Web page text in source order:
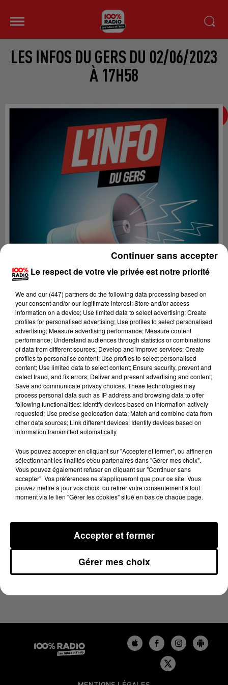
LES INFOS DU GERS DU 02/06/2023
À 17H58
Lecture (4 min 2 sec)
100%
2 juin 2023 - 4 min 2 sec
LES INFOS DU GERS DU 02/06/2023 À 17H58
Le respect de votre vie privée est notre priorité
We and our (447) partnersdo the following data processing based on
your consent and/or our legitimate interest: Store and/or access
information on a device; Use limited data to select advertising; Create
profiles for personalised advertising; Use profiles to select personalised
advertising; Measure advertising performance; Measure content
performance; Understand audiences through statistics or combinations
of data from different sources; Develop and improve services; Create
profiles to personalise content; Use profiles to select personalised
content; Use limited data to select content; Ensure security, prevent and
detect fraud, and fix errors; Deliver and present advertising and content;
Save and communicate privacy choices. These technologies may
process personal data such as IP address and browsing data to offer
following functionalities: Identify devices based on information actively
requested; Use precise geolocation data; Match and combine data from
other data sources; Link different devices; Identify devices based on
information transmitted automatically.
Vous pouvez accepter en cliquant sur "Accepter et fermer", ou affiner en
sélectionnant les finalités et/ou partenaires dans "Gérer mes choix".
Vous pouvez également refuser en cliquant sur "Continuer sans
accepter". Vos préférences ne s'appliqueront que pour ce site. Vous
pouvez mettre à jour vos choix, ou retirer votre consentement à tout
moment via le lien "Gérer les cookies" situé en bas de chaque page.
Gérer mes choix
Accepter et fermer
Continuer sans accepter